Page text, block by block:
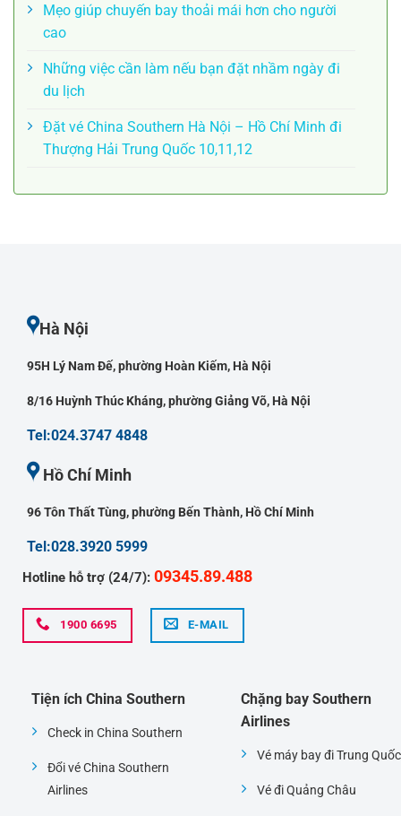
Mẹo giúp chuyến bay thoải mái hơn cho người
cao
Những việc cần làm nếu bạn đặt nhầm ngày đi
du lịch
Đặt vé China Southern Hà Nội – Hồ Chí Minh đi
Thượng Hải Trung Quốc 10,11,12
Hà Nội
95H Lý Nam Đế, phường Hoàn Kiếm, Hà Nội
8/16 Huỳnh Thúc Kháng, phường Giảng Võ, Hà Nội
Tel:024.3747 4848
Hồ Chí Minh
96 Tôn Thất Tùng, phường Bến Thành, Hồ Chí Minh
Tel:028.3920 5999
Hotline hỗ trợ (24/7): 09345.89.488
1900 6695 E-MAIL
Tiện ích China Southern
Check in China Southern
Đổi vé China Southern
Airlines
Chặng bay Southern
Airlines
Vé máy bay đi Trung Quốc
Vé đi Quảng Châu